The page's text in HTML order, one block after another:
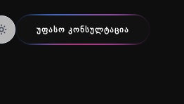
ღამის რეჟიმზე გადართვა
ᲣᲤᲐᲡᲝ ᲙᲝᲜᲡᲣᲚᲢᲐᲪᲘᲐ